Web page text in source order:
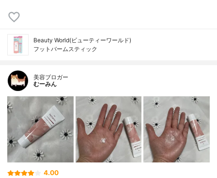
Beauty World(ビューティーワールド)
フットバームスティック
美容ブロガー
むーみん
4.00